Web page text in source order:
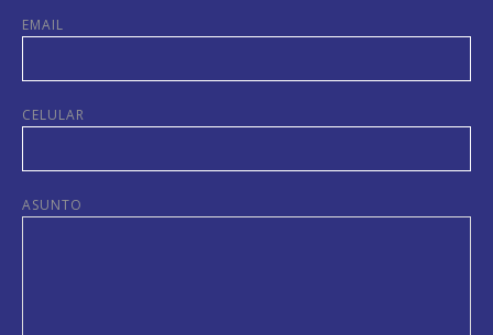
EMAIL
CELULAR
ASUNTO